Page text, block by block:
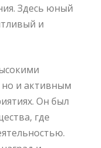
Здесь юный
и
и активным
Он был
где